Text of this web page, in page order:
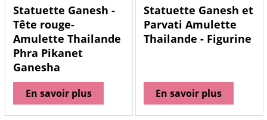
Statuette Ganesh -
Tête rouge-
Amulette Thailande
Phra Pikanet
Ganesha
En savoir plus
Statuette Ganesh et
Parvati Amulette
Thailande - Figurine
En savoir plus